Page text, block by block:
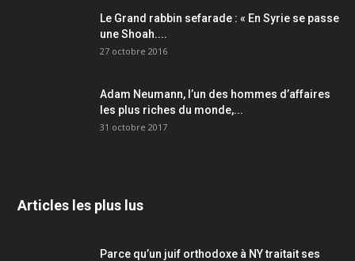
Le Grand rabbin sefarade : « En Syrie se passe
une Shoah....
27 octobre 2016
Adam Neumann, l’un des hommes d’affaires
les plus riches du monde,...
31 octobre 2017
Articles les plus lus
Parce qu’un juif orthodoxe à NY traitait ses